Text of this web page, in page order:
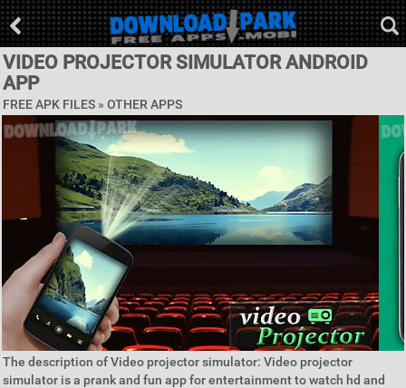
VIDEO PROJECTOR SIMULATOR ANDROID
APP
FREE APK FILES » OTHER APPS
The description of Video projector simulator: Video projector
simulator is a prank and fun app for entertainment to watch hd and